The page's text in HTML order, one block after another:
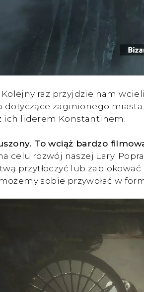
raz przyjdzie nam
dotyczące zaginionego
ich liderem Konstantinem.
To wciąż bardzo
celu rozwój naszej Lary.
przytłoczyć lub
sobie przywołać w